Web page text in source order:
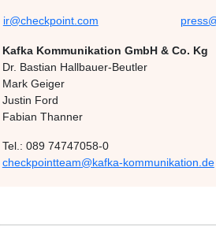
ir@checkpoint.com
Kafka Kommunikation GmbH & Co. Kg
Dr. Bastian Hallbauer-Beutler
Mark Geiger
Justin Ford
Fabian Thanner
Tel.: 089 74747058-0
checkpointteam@kafka-kommunikation.de